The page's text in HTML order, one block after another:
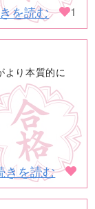
を読む 1
より本質的に
を読む